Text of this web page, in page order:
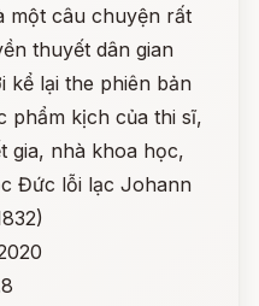
một câu chuyện rất
thuyết dân gian
kể lại the phiên bản
phẩm kịch của thi sĩ,
gia, nhà khoa học,
Đức lỗi lạc Johann